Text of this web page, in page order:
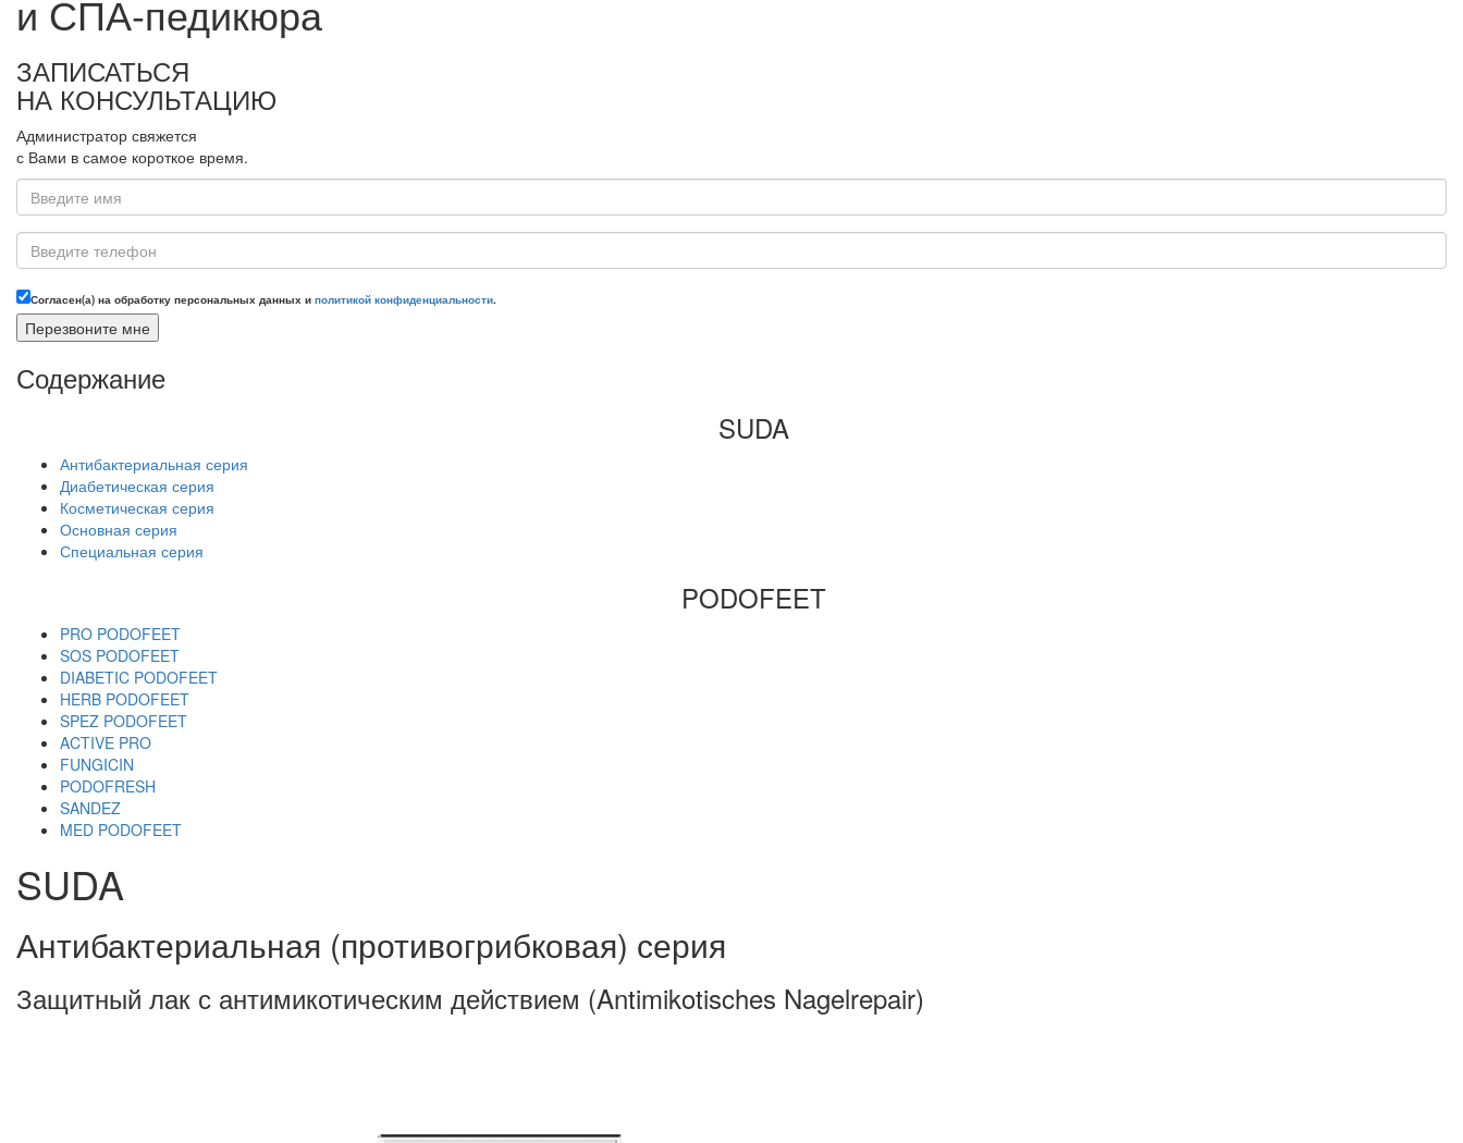
и СПА-педикюра
ЗАПИСАТЬСЯ
НА КОНСУЛЬТАЦИЮ
Администратор свяжется
с Вами в самое короткое время.
Согласен(а) на обработку персональных данных и политикой конфиденциальности.
Содержание
SUDA
Антибактериальная серия
Диабетическая серия
Косметическая серия
Основная серия
Специальная серия
PODOFEET
PRO PODOFEET
SOS PODOFEET
DIABETIC PODOFEET
HERB PODOFEET
SPEZ PODOFEET
ACTIVE PRO
FUNGICIN
PODOFRESH
SANDEZ
MED PODOFEET
SUDA
Антибактериальная (противогрибковая) серия
Защитный лак с антимикотическим действием (Antimikotisches Nagelrepair)